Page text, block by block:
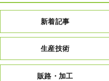
新着記事
生産技術
販路・加工